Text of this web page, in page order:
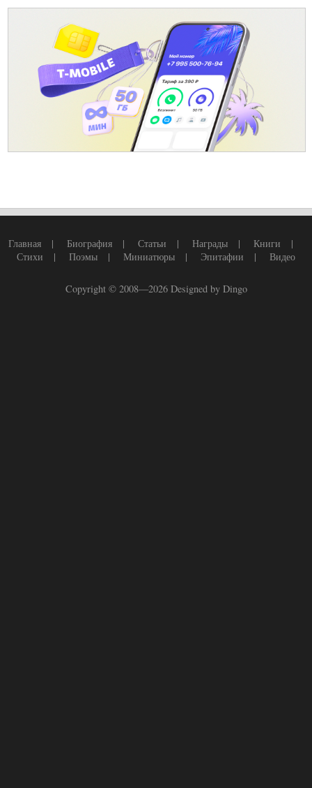
Главная | Биография | Статьи | Награды | Книги |
Стихи | Поэмы | Миниатюры | Эпитафии | Видео
Copyright © 2008—2026 Designed by Dingo